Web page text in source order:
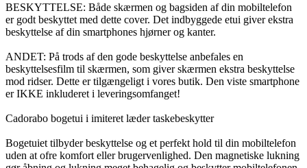
BESKYTTELSE: Både skærmen og bagsiden af din mobiltelefon
er godt beskyttet med dette cover. Det indbyggede etui giver ekstra
beskyttelse af din smartphones hjørner og kanter.
ANDET: På trods af den gode beskyttelse anbefales en
beskyttelsesfilm til skærmen, som giver skærmen ekstra beskyttelse
mod ridser. Dette er tilgængeligt i vores butik. Den viste smartphone
er IKKE inkluderet i leveringsomfanget!
Cadorabo bogetui i imiteret læder taskebeskytter
Bogetuiet tilbyder beskyttelse og et perfekt hold til din mobiltelefon
uden at ofre komfort eller brugervenlighed. Den magnetiske lukning